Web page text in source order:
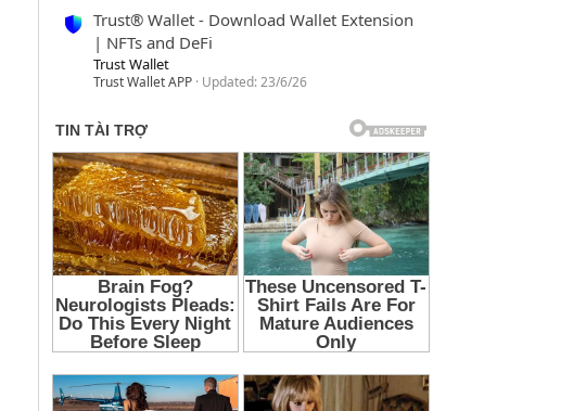
Trust® Wallet - Download Wallet Extension
| NFTs and DeFi
Trust Wallet
Trust Wallet APP Updated:23/6/26